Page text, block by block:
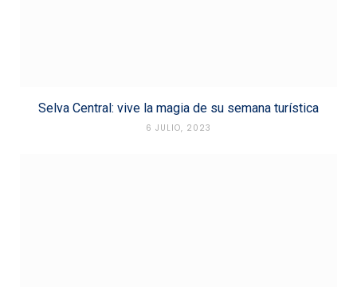
Selva Central: vive la magia de su semana turística
6 JULIO, 2023